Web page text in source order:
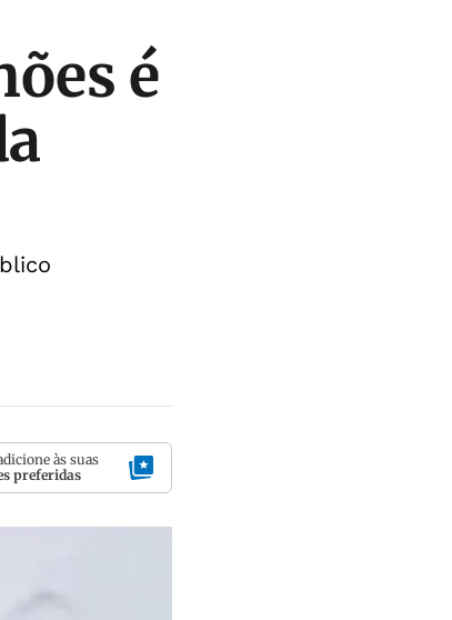
é
às suas
preferidas